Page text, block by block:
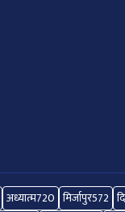
अध्यात्म720 मिर्जापुर572